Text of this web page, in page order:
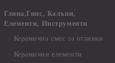
Глина,Гипс, Калъпи,
Елементи, Инструменти
Керамична смес за отливки
Керамични елементи